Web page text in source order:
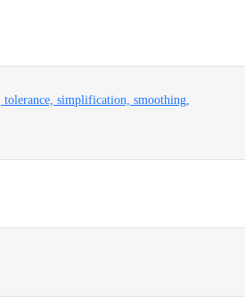
simplification, smoothing,